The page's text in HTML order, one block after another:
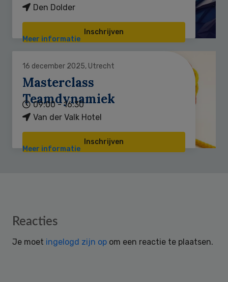
Den Dolder
Inschrijven
Meer informatie
16 december 2025, Utrecht
Masterclass
Teamdynamiek
09:00 - 16:30
Van der Valk Hotel
Inschrijven
Meer informatie
Reader
Reacties
Je moet ingelogd zijn op om een reactie te plaatsen.